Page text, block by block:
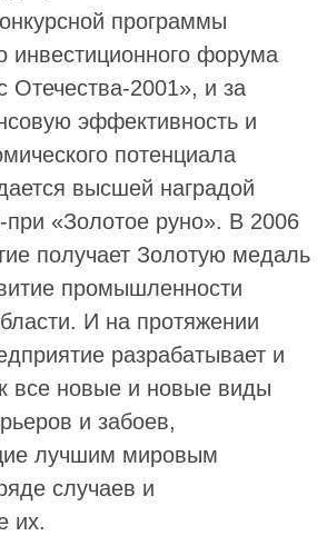
программы
инвестиционного форума
Отечества-2001», и за
эффективность и
потенциала
высшей наградой
«Золотое руно». В 2006
получает Золотую медаль
промышленности
И на протяжении
разрабатывает и
все новые и новые виды
и забоев,
лучшим мировым
случаев и
их.